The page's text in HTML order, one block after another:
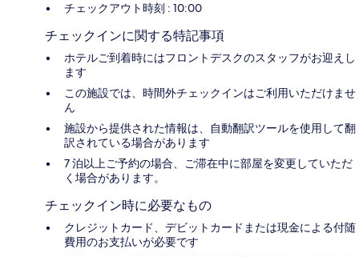
チェックアウト時刻 : 10:00
チェックインに関する特記事項
ホテルご到着時にはフロントデスクのスタッフがお迎えし
ます
この施設では、時間外チェックインはご利用いただけませ
ん
施設から提供された情報は、自動翻訳ツールを使用して翻
訳されている場合があります
7 泊以上ご予約の場合、ご滞在中に部屋を変更していただ
く場合があります。
チェックイン時に必要なもの
クレジットカード、デビットカードまたは現金による付随
費用のお支払いが必要です